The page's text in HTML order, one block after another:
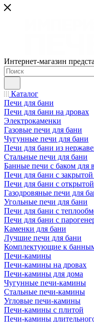
Интернет-магазин
Каталог
Печи для бани
Печи для бани на дровах
Электрокаменки
Газовые печи для бани
Чугунные печи для бани
Печи для бани из
Стальные печи для бани
Банные печи с баком для
Печи для бани с
Печи для бани с
Газодровяные печи для
Угольные печи для бани
Печи для бани с
Печи для бани с
Каменки для бани
Лучшие печи для бани
Комплектующие к
Печи-камины
Печи-камины на дровах
Печи-камины для дома
Чугунные печи-камины
Стальные печи-камины
Угловые печи-камины
Печи-камины с плитой
Печи-камины